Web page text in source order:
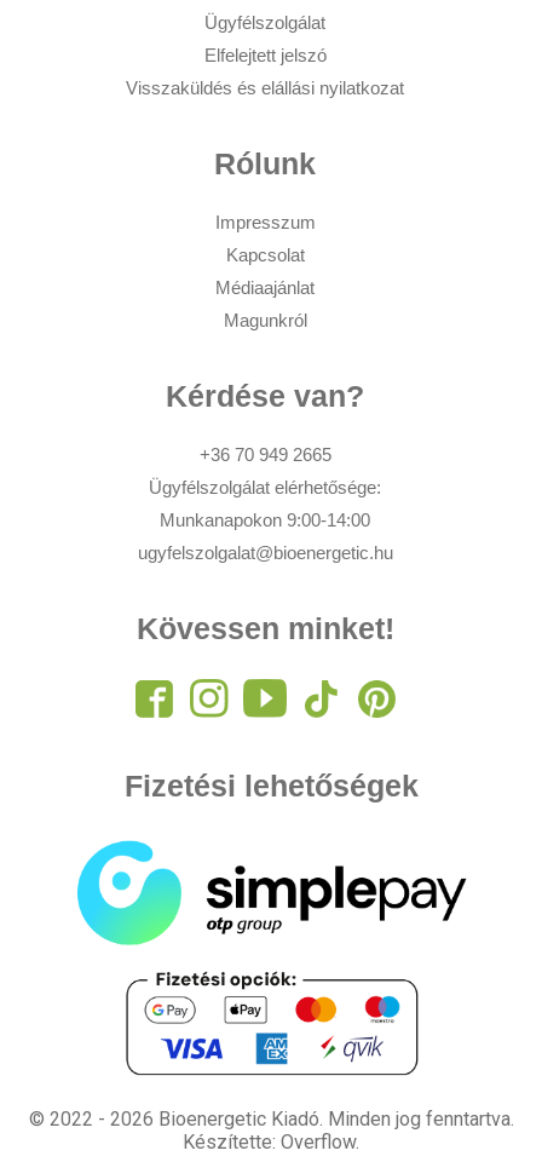
Ügyfélszolgálat
Elfelejtett jelszó
Visszaküldés és elállási nyilatkozat
Rólunk
Impresszum
Kapcsolat
Médiaajánlat
Magunkról
Kérdése van?
+36 70 949 2665
Ügyfélszolgálat elérhetősége:
Munkanapokon 9:00-14:00
ugyfelszolgalat@bioenergetic.hu
Kövessen minket!
Fizetési lehetőségek
© 2022 - 2026 Bioenergetic Kiadó. Minden jog fenntartva.
Készítette: Overflow.